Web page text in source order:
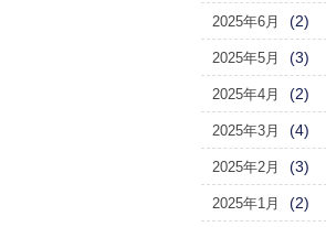
2025年6月 (2)
2025年5月 (3)
2025年4月 (2)
2025年3月 (4)
2025年2月 (3)
2025年1月 (2)